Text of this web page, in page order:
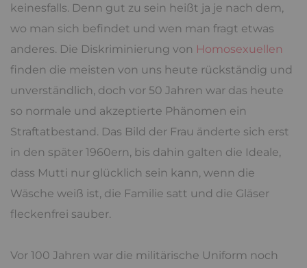
keinesfalls. Denn gut zu sein heißt ja je nach dem,
wo man sich befindet und wen man fragt etwas
anderes. Die Diskriminierung von Homosexuellen
finden die meisten von uns heute rückständig und
unverständlich, doch vor 50 Jahren war das heute
so normale und akzeptierte Phänomen ein
Straftatbestand. Das Bild der Frau änderte sich erst
in den später 1960ern, bis dahin galten die Ideale,
dass Mutti nur glücklich sein kann, wenn die
Wäsche weiß ist, die Familie satt und die Gläser
fleckenfrei sauber.
Vor 100 Jahren war die militärische Uniform noch